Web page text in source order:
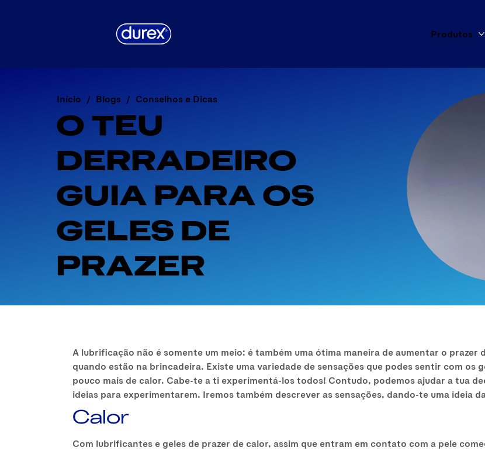
Produtos
Início Blogs Conselhos e Dicas
O TEU
DERRADEIRO
GUIA PARA OS
GELES DE
PRAZER
A lubrificação não é somente um meio: é também uma ótima maneira de aumentar o
quando estão na brincadeira. Existe uma variedade de sensações que podes sentir com os
pouco mais de calor. Cabe-te a ti experimentá-los todos! Contudo, podemos ajudar a tua
ideias para experimentarem. Iremos também descrever as sensações, dando-te uma ideia
Calor
Com lubrificantes e geles de prazer de calor, assim que entram em contato com a pele